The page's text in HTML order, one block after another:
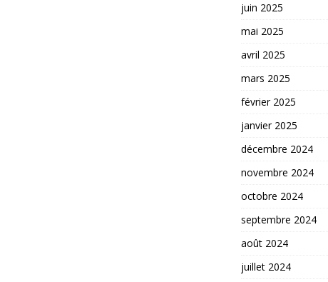
juin 2025
mai 2025
avril 2025
mars 2025
février 2025
janvier 2025
décembre 2024
novembre 2024
octobre 2024
septembre 2024
août 2024
juillet 2024